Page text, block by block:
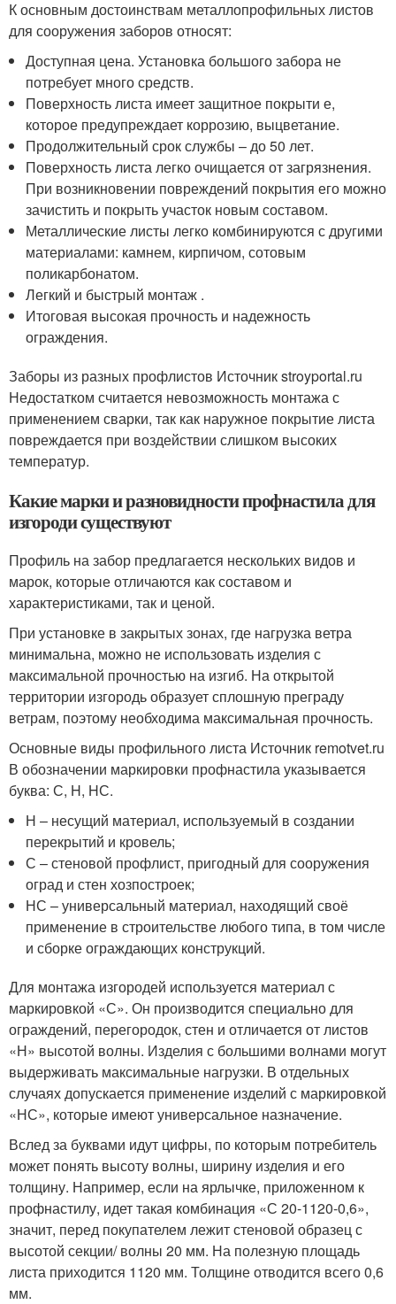
К основным достоинствам металлопрофильных листов
для сооружения заборов относят:
Доступная цена. Установка большого забора не
потребует много средств.
Поверхность листа имеет защитное покрыти е,
которое предупреждает коррозию, выцветание.
Продолжительный срок службы – до 50 лет.
Поверхность листа легко очищается от загрязнения.
При возникновении повреждений покрытия его можно
зачистить и покрыть участок новым составом.
Металлические листы легко комбинируются с другими
материалами: камнем, кирпичом, сотовым
поликарбонатом.
Легкий и быстрый монтаж .
Итоговая высокая прочность и надежность
ограждения.
Заборы из разных профлистов Источник stroyportal.ru
Недостатком считается невозможность монтажа с
применением сварки, так как наружное покрытие листа
повреждается при воздействии слишком высоких
температур.
Какие марки и разновидности профнастила для
изгороди существуют
Профиль на забор предлагается нескольких видов и
марок, которые отличаются как составом и
характеристиками, так и ценой.
При установке в закрытых зонах, где нагрузка ветра
минимальна, можно не использовать изделия с
максимальной прочностью на изгиб. На открытой
территории изгородь образует сплошную преграду
ветрам, поэтому необходима максимальная прочность.
Основные виды профильного листа Источник remotvet.ru
В обозначении маркировки профнастила указывается
буква: С, H, HС.
Н – несущий материал, используемый в создании
перекрытий и кровель;
С – стеновой профлист, пригодный для сооружения
оград и стен хозпостроек;
НС – универсальный материал, находящий своё
применение в строительстве любого типа, в том числе
и сборке ограждающих конструкций.
Для монтажа изгородей используется материал с
маркировкой «С». Он производится специально для
ограждений, перегородок, стен и отличается от листов
«Н» высотой волны. Изделия с большими волнами могут
выдерживать максимальные нагрузки. В отдельных
случаях допускается применение изделий с маркировкой
«НС», которые имеют универсальное назначение.
Вслед за буквами идут цифры, по которым потребитель
может понять высоту волны, ширину изделия и его
толщину. Например, если на ярлычке, приложенном к
профнастилу, идет такая комбинация «С 20-1120-0,6»,
значит, перед покупателем лежит стеновой образец с
высотой секции/ волны 20 мм. На полезную площадь
листа приходится 1120 мм. Толщине отводится всего 0,6
мм.